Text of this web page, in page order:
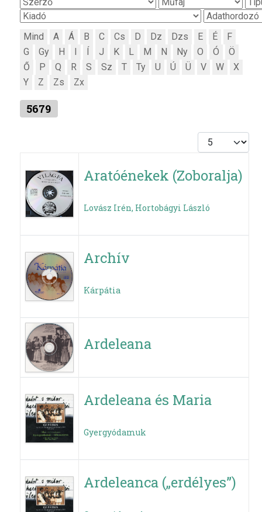
Mind A Á B C Cs D Dz Dzs E É
F
G
Gy H J K L M N Ny O Ó
Ö
Ő
P Q R S Sz T Ty U Ú Ü V W
X
Y
Z Zs Zx
5679
Tételek #
Aratóénekek (Zoboralja)
Lovász Irén, Hortobágyi László
Archív
Kárpátia
Ardeleana
Ardeleana és Maria
Gyergyódamuk
Ardeleanca („erdélyes”)